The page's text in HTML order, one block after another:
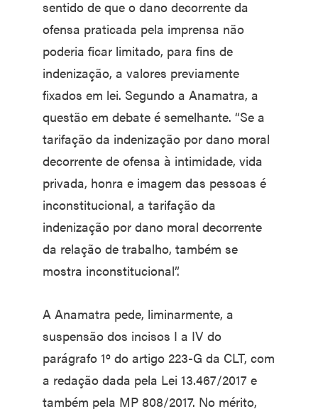
sentido de que o dano decorrente da
ofensa praticada pela imprensa não
poderia ficar limitado, para fins de
indenização, a valores previamente
fixados em lei. Segundo a Anamatra, a
questão em debate é semelhante. “Se a
tarifação da indenização por dano moral
decorrente de ofensa à intimidade, vida
privada, honra e imagem das pessoas é
inconstitucional, a tarifação da
indenização por dano moral decorrente
da relação de trabalho, também se
mostra inconstitucional”.
A Anamatra pede, liminarmente, a
suspensão dos incisos I a IV do
parágrafo 1º do artigo 223-G da CLT, com
a redação dada pela Lei 13.467/2017 e
também pela MP 808/2017. No mérito,